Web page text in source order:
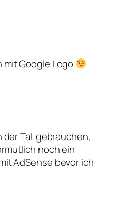
Google Logo
der Tat gebrauchen,
noch ein
AdSense bevor ich